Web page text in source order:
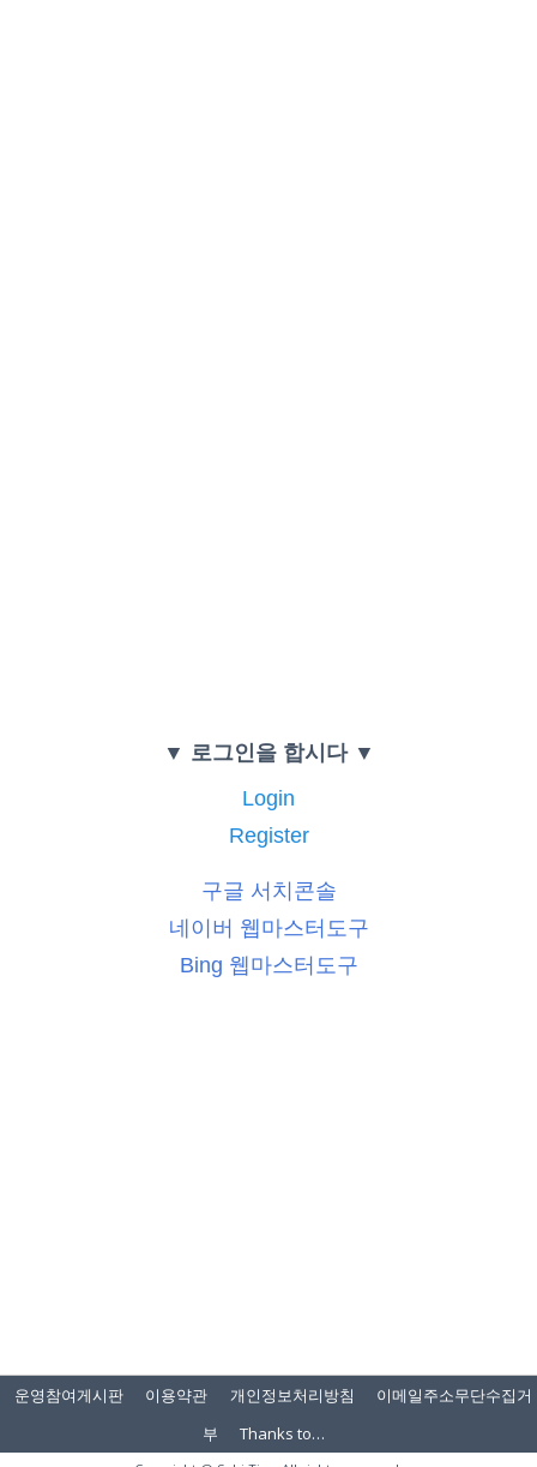
▼ 로그인을 합시다 ▼
Login
Register
구글 서치콘솔
네이버 웹마스터도구
Bing 웹마스터도구
운영참여게시판 이용약관 개인정보처리방침
이메일주소무단수집거
부
Thanks to…